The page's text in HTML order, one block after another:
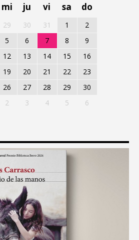
mi ju vi sa do
29 30 31 1
2
5 6 7 8
9
12 13 14 15
16
19 20 21 22
23
26 27 28 29
30
2 3 4 5 6